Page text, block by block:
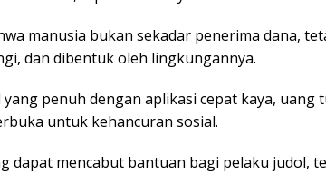
manusia bukan sekadar penerima dana,
dan dibentuk oleh lingkungannya.
penuh dengan aplikasi cepat kaya, uang
untuk kehancuran sosial.
dapat mencabut bantuan bagi pelaku judol,